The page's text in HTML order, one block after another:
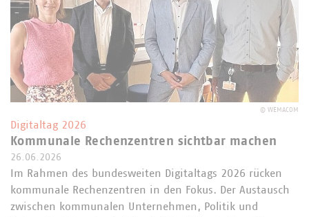
© WEMACOM
Digitaltag 2026
Kommunale Rechenzentren sichtbar machen
26.06.2026
Im Rahmen des bundesweiten Digitaltags 2026 rücken
kommunale Rechenzentren in den Fokus. Der Austausch
zwischen kommunalen Unternehmen, Politik und